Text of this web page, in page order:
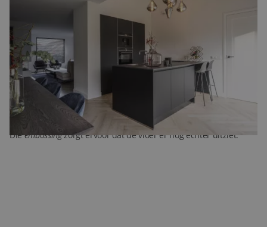
Realistische houtlook
Hoewel veel mensen bij visgraatparket
liggende eiken vloer zullen denken, is er tegenwoordig ook een
prachtige PVC variant verkrijgbaar. Onze PVC visgraat vloeren
hebben dankzij hun kleuren en patronen een realistische
houtlook gekregen, waardoor ze nauwelijks van echt hout zijn te
onderscheiden. Bovendien krijgt de toplaag van deze vloeren
tijdens de productie een bepaalde structuur: de
Dieembossingzorgt ervoor dat de vloer er nog echter uitziet.